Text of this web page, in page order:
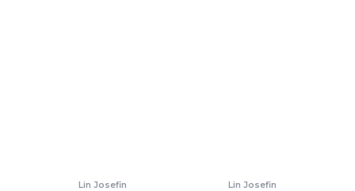
Lin Josefin Lin Josefin